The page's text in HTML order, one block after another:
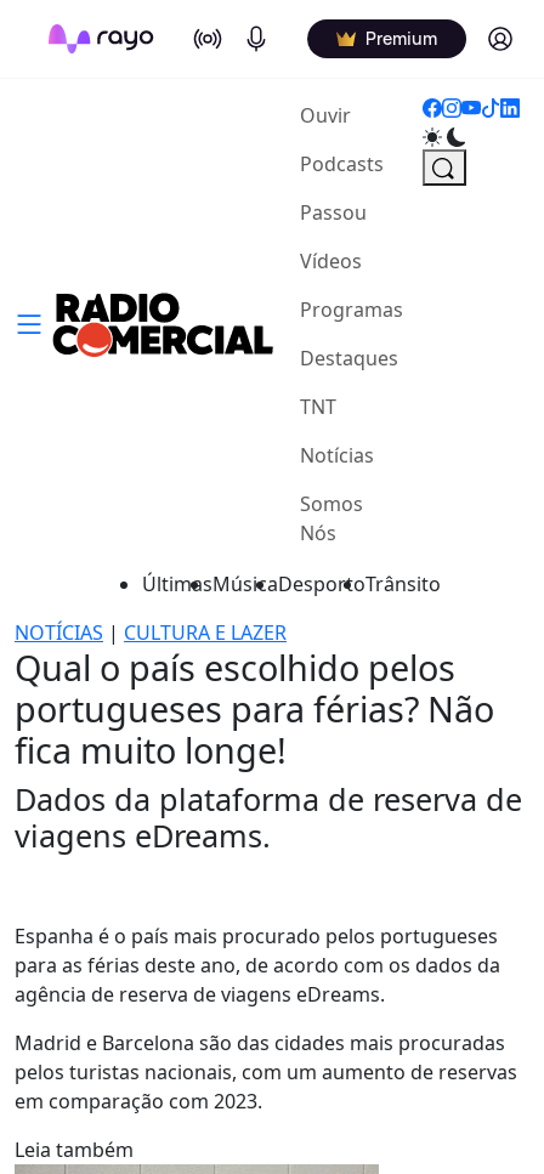
On Air Podcasts Premium Log in
Ouvir(current)
Podcasts
Passou
Vídeos
Programas
Destaques
TNT
Notícias
Somos
Nós
ÚltimasMúsicaDesportoTrânsito
NOTÍCIAS | CULTURA E LAZER
Qual o país escolhido pelos
portugueses para férias? Não
fica muito longe!
Dados da plataforma de reserva de
viagens eDreams.
Espanha é o país mais procurado pelos portugueses
para as férias deste ano, de acordo com os dados da
agência de reserva de viagens eDreams.
Madrid e Barcelona são das cidades mais procuradas
pelos turistas nacionais, com um aumento de reservas
em comparação com 2023.
Leia também